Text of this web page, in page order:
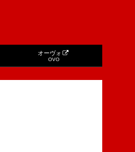
オーヴォ
OVO